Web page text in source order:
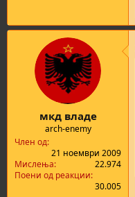
мкд владе
arch-enemy
Член од
21 ноември 2009
Мислења
22.974
Поени од реакции
30.005